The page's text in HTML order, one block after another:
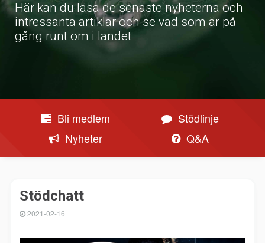
Här kan du läsa de senaste nyheterna och
intressanta artiklar och se vad som är på
gång runt om i landet
Bli medlem
Stödlinje
Nyheter
Q&A
Stödchatt
2021-02-16